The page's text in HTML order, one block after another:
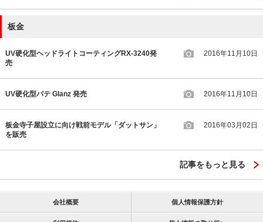
板金
UV硬化型ヘッドライトコーティングRX-3240発
売
2016年11月10日
UV硬化型パテ Glanz 発売 2016年11月10日
板金寺子屋設立に向け戦前モデル「ダットサン」
を販売
2016年03月02日
記事をもっと見る
会社概要 個人情報保護方針